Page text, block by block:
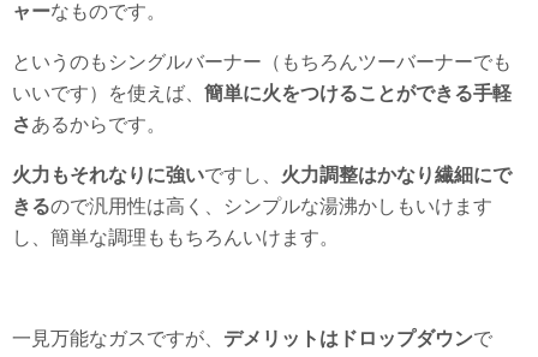
ャーなものです。
というのもシングルバーナー（もちろんツーバーナーでも
いいです）を使えば、 簡単に火をつけることができる手軽
さあるからです。
火力もそれなりに強いですし、 火力調整はかなり繊細にで
きるので汎用性は高く、シンプルな湯沸かしもいけます
し、簡単な調理ももちろんいけます。
一見万能なガスですが、 デメリットはドロップダウンで